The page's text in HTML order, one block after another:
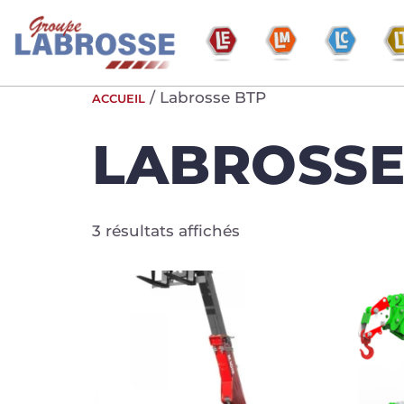
ACCUEIL / Labrosse BTP
3 résultats affichés